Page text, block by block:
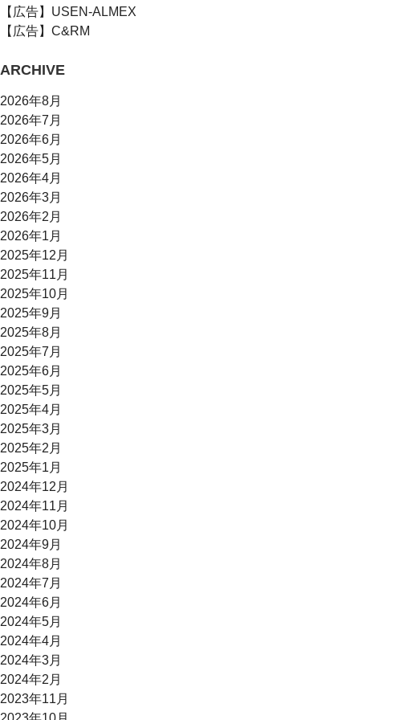
【広告】USEN-ALMEX
【広告】C&RM
ARCHIVE
2026年8月
2026年7月
2026年6月
2026年5月
2026年4月
2026年3月
2026年2月
2026年1月
2025年12月
2025年11月
2025年10月
2025年9月
2025年8月
2025年7月
2025年6月
2025年5月
2025年4月
2025年3月
2025年2月
2025年1月
2024年12月
2024年11月
2024年10月
2024年9月
2024年8月
2024年7月
2024年6月
2024年5月
2024年4月
2024年3月
2024年2月
2023年11月